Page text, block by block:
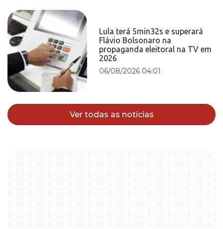
Lula terá 5min32s e superará
Flávio Bolsonaro na
propaganda eleitoral na TV em
2026
06/08/2026 04:01
Ver todas as notícias